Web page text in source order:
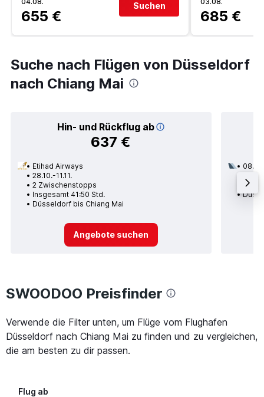
655 €
Suchen
685 €
Suche nach Flügen von Düsseldorf
nach Chiang Mai
Hin- und Rückflug ab
637 €
Etihad Airways
28.10.-11.11.
2 Zwischenstopps
Insgesamt 41:50 Std.
Düsseldorf bis Chiang Mai
Angebote suchen
08.11.
SWOODOO Preisfinder
Verwende die Filter unten, um Flüge vom Flughafen
Düsseldorf nach Chiang Mai zu finden und zu vergleichen,
die am besten zu dir passen.
Flug ab